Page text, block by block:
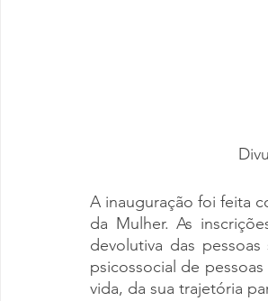
A inauguração foi feita
da Mulher. As
devolutiva das
psicossocial de
vida, da sua trajetória